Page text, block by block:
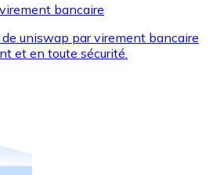
Visa et Mastercard pour acheter
cadeaux de vos marques
bancaire
uniswap par virement bancaire
et en toute sécurité.